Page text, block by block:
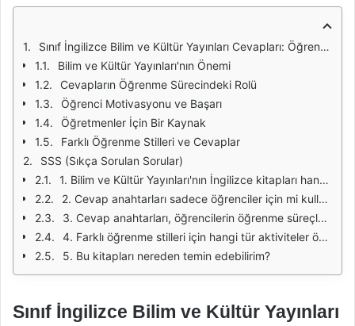
Sınıf İngilizce Bilim ve Kültür Yayınları Cevapları: Öğrenme Sürecine Katkıları
Bilim ve Kültür Yayınları'nın Önemi
Cevapların Öğrenme Sürecindeki Rolü
Öğrenci Motivasyonu ve Başarı
Öğretmenler İçin Bir Kaynak
Farklı Öğrenme Stilleri ve Cevaplar
SSS (Sıkça Sorulan Sorular)
1. Bilim ve Kültür Yayınları'nın İngilizce kitapları hangi seviyelerde mevcuttur?
2. Cevap anahtarları sadece öğrenciler için mi kullanışlıdır?
3. Cevap anahtarları, öğrencilerin öğrenme süreçlerini nasıl etkiler?
4. Farklı öğrenme stilleri için hangi tür aktiviteler önerilmektedir?
5. Bu kitapları nereden temin edebilirim?
Sınıf İngilizce Bilim ve Kültür Yayınları